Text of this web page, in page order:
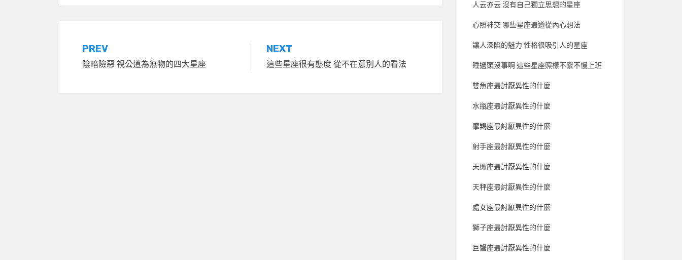
文
章
PREV
陰暗險惡 視公道為無物的四大星座
NEXT
這些星座很有態度 從不在意別人的看法
人云亦云 沒有自己獨立思想的星座
心照神交 哪些星座最遵從內心想法
讓人深陷的魅力 性格很吸引人的星座
睡過頭沒事啊 這些星座照樣不緊不慢上班
雙魚座最討厭異性的什麼
水瓶座最討厭異性的什麼
摩羯座最討厭異性的什麼
射手座最討厭異性的什麼
天蠍座最討厭異性的什麼
天秤座最討厭異性的什麼
處女座最討厭異性的什麼
獅子座最討厭異性的什麼
巨蟹座最討厭異性的什麼